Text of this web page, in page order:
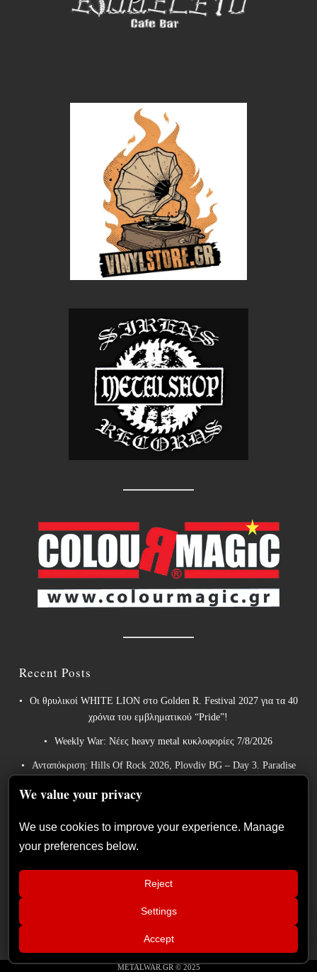
Recent Posts
Οι θρυλικοί WHITE LION στο Golden R. Festival 2027 για τα 40
χρόνια του εμβληματικού “Pride”!
Weekly War: Νέες heavy metal κυκλοφορίες 7/8/2026
Ανταπόκριση: Hills Of Rock 2026, Plovdiv BG – Day 3. Paradise
Πλόβντιβ
Οι Γερμανοί πρωτοπόροι του συμφωνικού metal XANDRIA
David Eugene Edwards και προαναγγέλλουν το νέο τους στούντιο
METALWAR.GR © 2025
We value your privacy
We use cookies to improve your experience. Manage
your preferences below.
Reject
Settings
Accept
δίσκου